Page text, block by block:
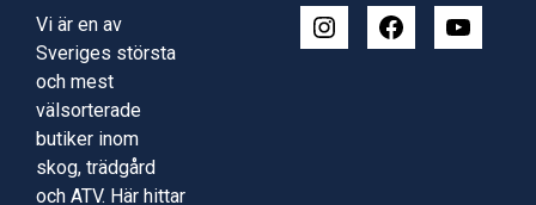
Vi är en av
Sveriges största
och mest
välsorterade
butiker inom
skog, trädgård
och ATV. Här hittar